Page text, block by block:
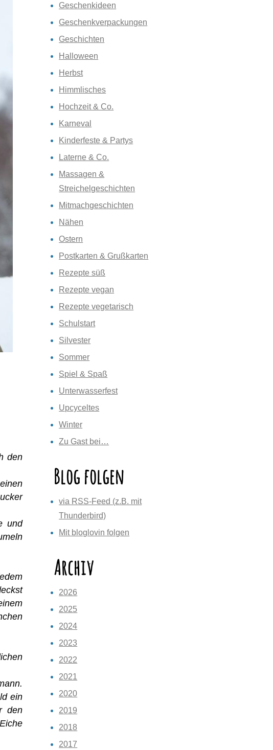
den
und
ein
den
Geschenkideen
Geschenkverpackungen
Geschichten
Halloween
Herbst
Himmlisches
Hochzeit & Co.
Karneval
Kinderfeste & Partys
Laterne & Co.
Massagen &
Streichelgeschichten
Mitmachgeschichten
Nähen
Ostern
Postkarten & Grußkarten
Rezepte süß
Rezepte vegan
Rezepte vegetarisch
Schulstart
Silvester
Sommer
Spiel & Spaß
Unterwasserfest
Upcyceltes
Winter
Zu Gast bei…
Blog folgen
via RSS-Feed (z.B. mit
Thunderbird)
Mit bloglovin folgen
Archiv
2026
2025
2024
2023
2022
2021
2020
2019
2018
2017